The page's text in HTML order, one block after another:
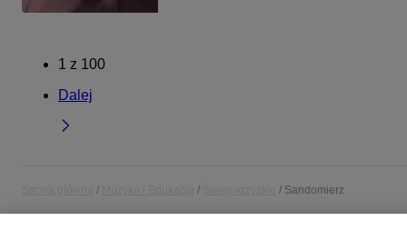
1 z 100
Dalej
Sandomierz